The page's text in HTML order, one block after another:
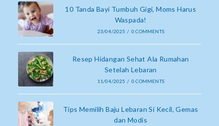
10 Tanda Bayi Tumbuh Gigi, Moms Harus
Waspada!
23/04/2025 / 0 COMMENTS
Resep Hidangan Sehat Ala Rumahan
Setelah Lebaran
11/04/2025 / 0 COMMENTS
Tips Memilih Baju Lebaran Si Kecil, Gemas
dan Modis